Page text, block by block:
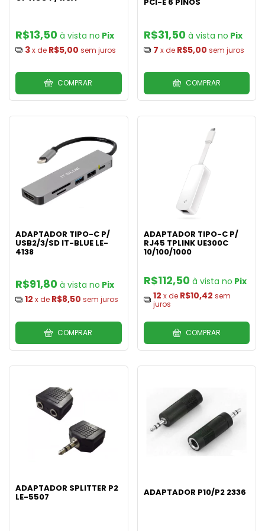
R$13,50
Pix
3x de R$5,00 sem juros
COMPRAR
R$31,50
Pix
7 x de R$5,00 sem juros
COMPRAR
ADAPTADOR TIPO-C P/
USB2/3/SD IT-BLUE LE-
4138
R$91,80
Pix
12 x de R$8,50 sem juros
COMPRAR
ADAPTADOR TIPO-C P/
RJ45 TPLINK UE300C
10/100/1000
R$112,50
Pix
12 x de R$10,42 sem
juros
COMPRAR
ADAPTADOR SPLITTER P2
LE-5507 ADAPTADOR P10/P2 2336